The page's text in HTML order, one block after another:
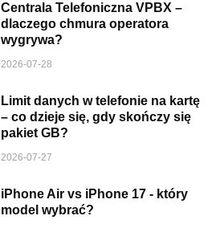
Centrala Telefoniczna VPBX –
dlaczego chmura operatora
wygrywa?
2026-07-28
Limit danych w telefonie na kartę
– co dzieje się, gdy skończy się
pakiet GB?
2026-07-27
iPhone Air vs iPhone 17 - który
model wybrać?